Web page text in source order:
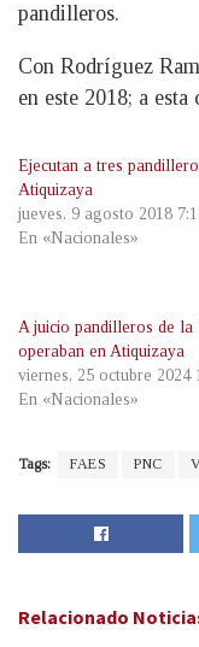
pandilleros.
Con Rodríguez
en este 2018; a
Ejecutan a tres
Atiquizaya
jueves, 9 agosto 2018
En «Nacionales»
A juicio pandilleros de la
operaban en Atiquizaya
viernes, 25 octubre 2024
En «Nacionales»
Tags: FAES PNC
Relacionado